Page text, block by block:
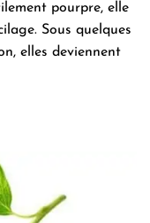
pourpre, elle
Sous quelques
elles deviennent